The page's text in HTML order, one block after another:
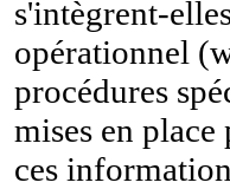
s'intègrent-
opérationnel
procédures
mises en
ces